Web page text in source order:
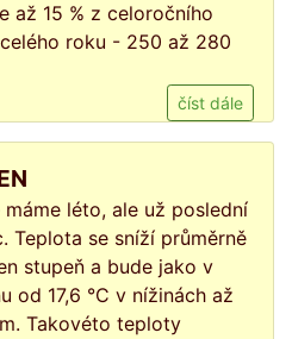
až 15 % z celoročního
roku - 250 až 280
číst dále
máme léto, ale už poslední
Teplota se sníží průměrně
stupeň a bude jako v
od 17,6 °C v nížinách až
Takovéto teploty